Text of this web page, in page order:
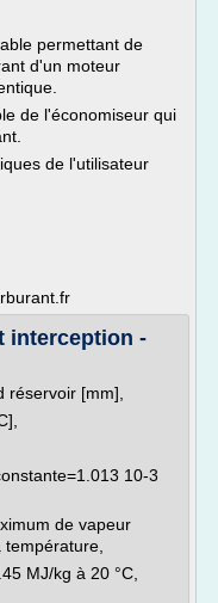
permettant de
d'un moteur
de l'économiseur qui
de l'utilisateur
interception -
réservoir [mm],
10-3
de vapeur
MJ/kg à 20 °C,